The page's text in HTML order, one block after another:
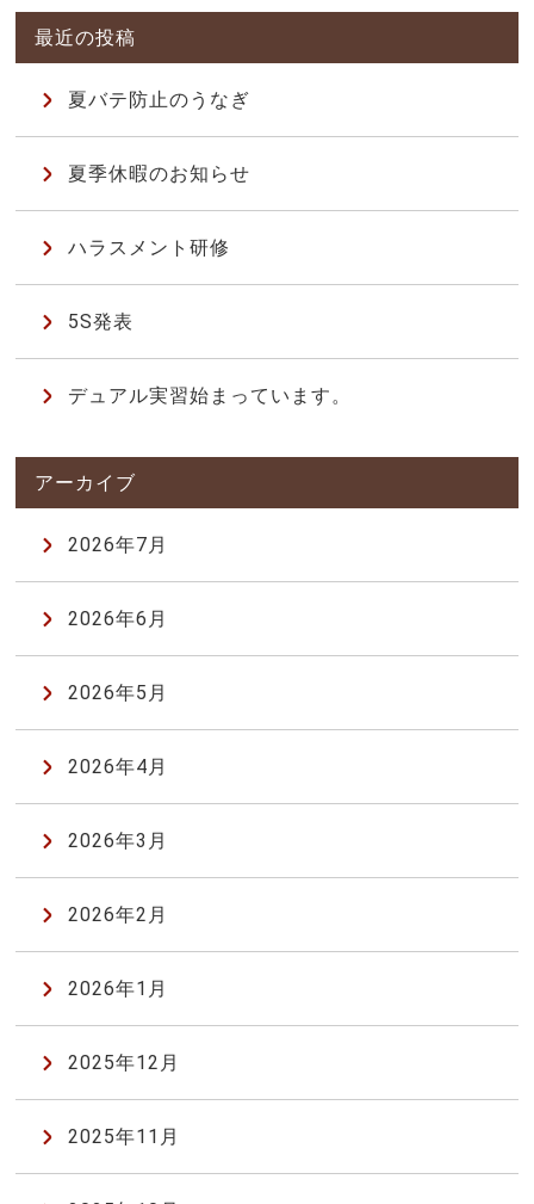
夏バテ防止のうなぎ
夏季休暇のお知らせ
ハラスメント研修
5S発表
デュアル実習始まっています。
2026年7月
2026年6月
2026年5月
2026年4月
2026年3月
2026年2月
2026年1月
2025年12月
2025年11月